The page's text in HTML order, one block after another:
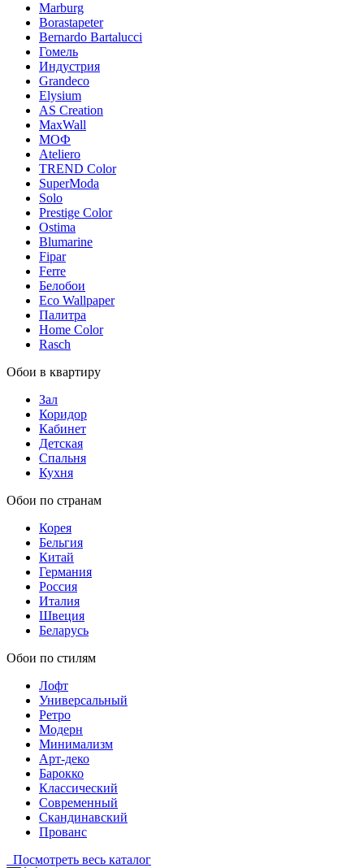
Marburg
Borastapeter
Bernardo Bartalucci
Гомель
Индустрия
Grandeco
Elysium
AS Creation
MaxWall
МОФ
Ateliero
TREND Color
SuperModa
Solo
Prestige Color
Ostima
Blumarine
Fipar
Ferre
Белобои
Eco Wallpaper
Палитра
Home Color
Rasch
Обои в квартиру
Зал
Коридор
Кабинет
Детская
Спальня
Кухня
Обои по странам
Корея
Бельгия
Китай
Германия
Россия
Италия
Швеция
Беларусь
Обои по стилям
Лофт
Универсальный
Ретро
Модерн
Минимализм
Арт-деко
Барокко
Классический
Современный
Скандинавский
Прованс
Посмотреть весь каталог